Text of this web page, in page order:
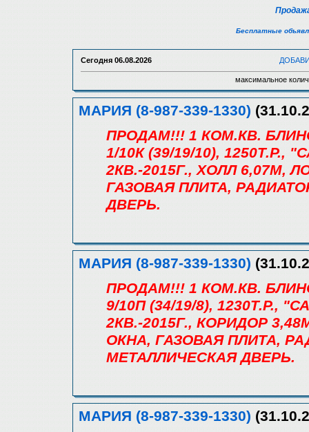
Бесплатные
Сегодня 06.08.2026
максимальное
МАРИЯ (8-987-339-1330)
ПРОДАМ!!! 1 КОМ.КВ.
1/10К (39/19/10),
2КВ.-2015Г., ХОЛЛ 6,07М,
ГАЗОВАЯ ПЛИТА,
ДВЕРЬ.
МАРИЯ (8-987-339-1330)
ПРОДАМ!!! 1 КОМ.КВ.
9/10П (34/19/8), 1230Т.Р.,
2КВ.-2015Г., КОРИДОР
ОКНА, ГАЗОВАЯ ПЛИТА,
МЕТАЛЛИЧЕСКАЯ ДВЕРЬ.
МАРИЯ (8-987-339-1330)